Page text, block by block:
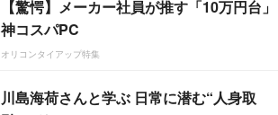
【驚愕】メーカー社員が推す「10万円台」
神コスパPC
オリコンタイアップ特集
川島海荷さんと学ぶ 日常に潜む“人身取